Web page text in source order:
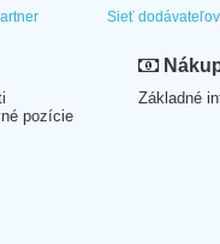
Sieť dodávateľov
pozície
Základné